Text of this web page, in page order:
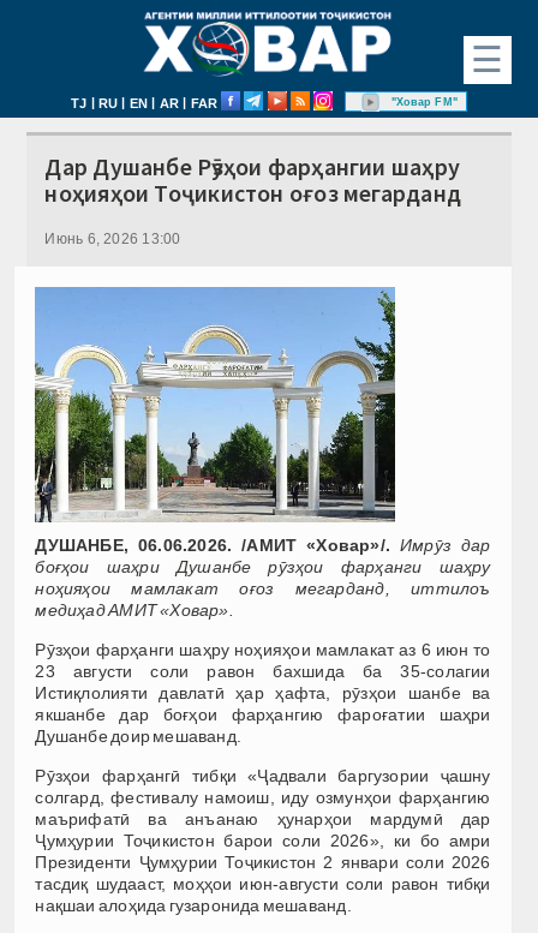
☰
TJ | RU | EN | AR | FAR "Ховар FM"
Дар Душанбе Рӯзҳои фарҳангии шаҳру
ноҳияҳои Тоҷикистон оғоз мегарданд
Июнь 6, 2026 13:00
ДУШАНБЕ, 06.06.2026. /АМИТ «Ховар»/. Имрӯз дар
боғҳои шаҳри Душанбе рӯзҳои фарҳанги шаҳру
ноҳияҳои мамлакат оғоз мегарданд, иттилоъ
медиҳад АМИТ «Ховар».
Рӯзҳои фарҳанги шаҳру ноҳияҳои мамлакат аз 6 июн то
23 августи соли равон бахшида ба 35-солагии
Истиқлолияти давлатӣ ҳар ҳафта, рӯзҳои шанбе ва
якшанбе дар боғҳои фарҳангию фароғатии шаҳри
Душанбе доир мешаванд.
Рӯзҳои фарҳангӣ тибқи «Ҷадвали баргузории ҷашну
солгард, фестивалу намоиш, иду озмунҳои фарҳангию
маърифатӣ ва анъанаю ҳунарҳои мардумӣ дар
Ҷумҳурии Тоҷикистон барои соли 2026», ки бо амри
Президенти Ҷумҳурии Тоҷикистон 2 январи соли 2026
тасдиқ шудааст, моҳҳои июн-августи соли равон тибқи
нақшаи алоҳида гузаронида мешаванд.